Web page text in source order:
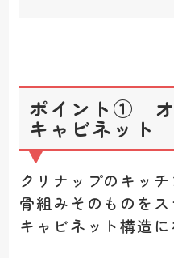
ポイント① オ
キャビネット
クリナップのキッチ
骨組みそのものを
キャビネット構造に